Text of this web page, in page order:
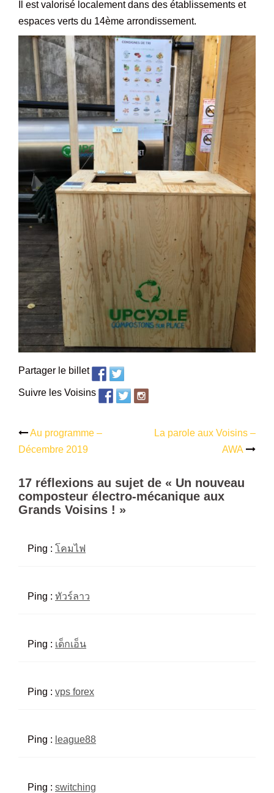
Il est valorisé localement dans des établissements et
espaces verts du 14ème arrondissement.
Partager le billet
Suivre les Voisins
Navigation
Au programme –
Décembre 2019
La parole aux Voisins –
AWA
17 réflexions au sujet de « Un nouveau
composteur électro-mécanique aux
Grands Voisins ! »
Ping : โคมไฟ
Ping : ทัวร์ลาว
Ping : เด็กเอ็น
Ping : vps forex
Ping : league88
Ping : switching